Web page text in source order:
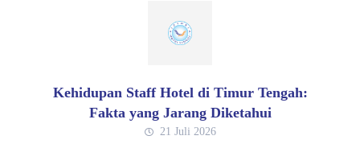
Kehidupan Staff Hotel di Timur Tengah:
Fakta yang Jarang Diketahui
21 Juli 2026